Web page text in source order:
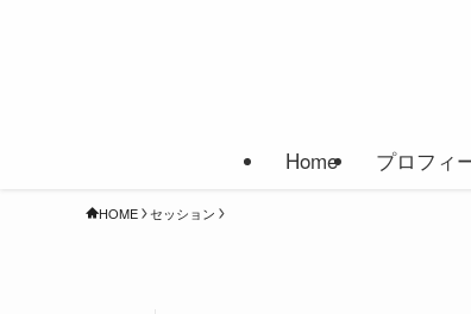
Home プロフィ
HOME セッション